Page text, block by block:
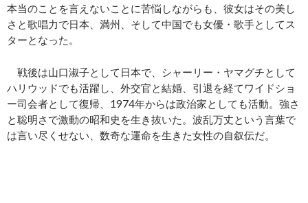
本当のことを言えないことに苦悩しながらも、彼女はその美し
さと歌唱力で日本、満州、そして中国でも女優・歌手としてス
ターとなった。
戦後は山口淑子として日本で、シャーリー・ヤマグチとして
ハリウッドでも活躍し、外交官と結婚、引退を経てワイドショ
ー司会者として復帰、1974年からは政治家としても活動。強さ
と聡明さで激動の昭和史を生き抜いた。波乱万丈という言葉で
は言い尽くせない、数奇な運命を生きた女性の自叙伝だ。